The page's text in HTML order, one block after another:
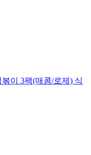
이 3팩(매콤/로제) 식